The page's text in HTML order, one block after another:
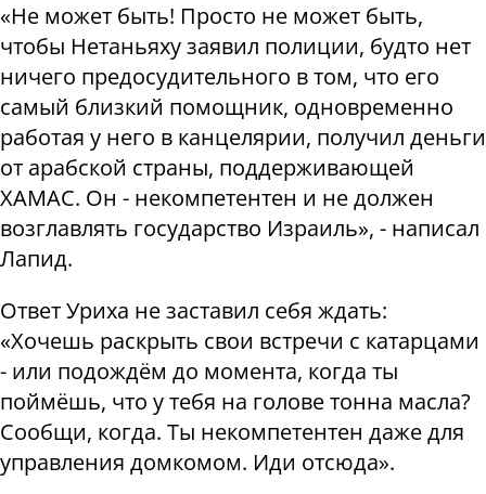
«Не может быть! Просто не может быть,
чтобы Нетаньяху заявил полиции, будто нет
ничего предосудительного в том, что его
самый близкий помощник, одновременно
работая у него в канцелярии, получил деньги
от арабской страны, поддерживающей
ХАМАС. Он - некомпетентен и не должен
возглавлять государство Израиль», - написал
Лапид.
Ответ Уриха не заставил себя ждать:
«Хочешь раскрыть свои встречи с катарцами
- или подождём до момента, когда ты
поймёшь, что у тебя на голове тонна масла?
Сообщи, когда. Ты некомпетентен даже для
управления домкомом. Иди отсюда».